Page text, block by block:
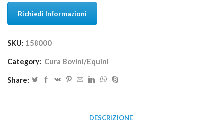
Richiedi Informazioni
SKU: 158000
Category: Cura Bovini/Equini
Share:
DESCRIZIONE